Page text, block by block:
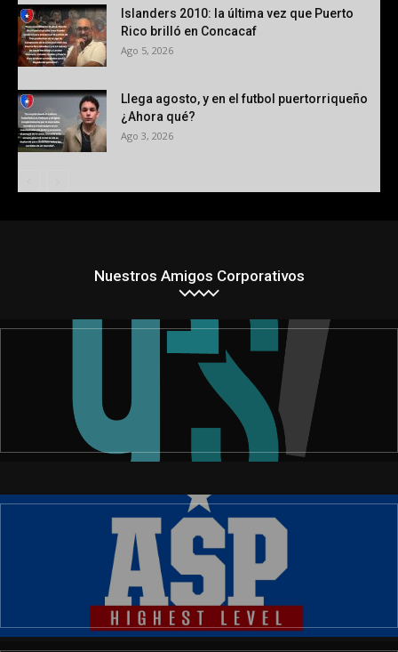
Islanders 2010: la última vez que Puerto
Rico brilló en Concacaf
Ago 5, 2026
Llega agosto, y en el futbol puertorriqueño
¿Ahora qué?
Ago 3, 2026
Nuestros Amigos Corporativos